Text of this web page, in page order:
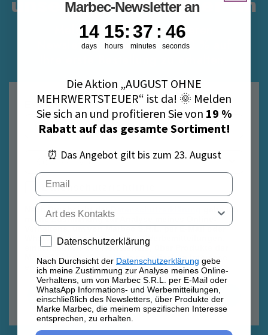
Melden Sie sich für unseren
Newsletter an, um sofort 10 % auf
E-Mail
Datenschutzrichtlinie
Datenschutzrichtlinie
Nach Durchsicht der
gebe ich
meine Zustimmung zur Analyse meines Online-
Verhaltens, um von Marbec S.R.L. per E-Mail oder
WhatsApp Informations- und Werbemitteilungen,
einschließlich des Newsletters, über Produkte der
Marke Marbec, die meinem spezifischen Interesse
entsprechen, zu erhalten.
Anmelden
Marbec-Newsletter an
Countdown ends in:
14
14
days
15
15
hours
: 37
37
minutes
: 46
46
seconds
Die Aktion „AUGUST OHNE
MEHRWERTSTEUER“ ist da! 🌞 Melden
Sie sich an und profitieren Sie von 19 %
Rabatt auf das gesamte Sortiment!
⏰ Das Angebot gilt bis zum 23. August
Email
Tipo di contatto
Privacy policy
Datenschutzerklärung
Nach Durchsicht der Datenschutzerklärung gebe
ich meine Zustimmung zur Analyse meines Online-
Verhaltens, um von Marbec S.R.L. per E-Mail oder
WhatsApp Informations- und Werbemitteilungen,
einschließlich des Newsletters, über Produkte der
Marke Marbec, die meinem spezifischen Interesse
entsprechen, zu erhalten.